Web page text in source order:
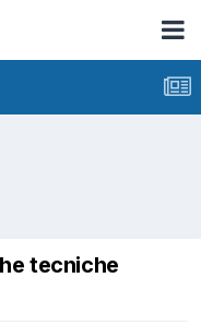
tecniche